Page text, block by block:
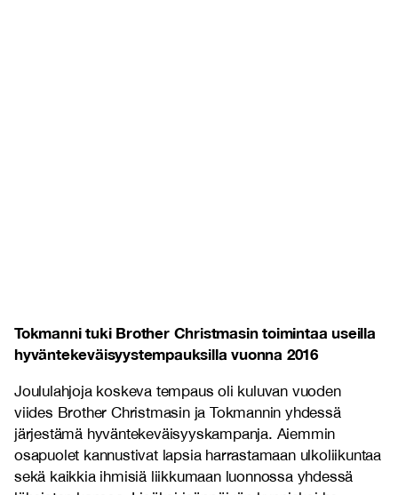
Tokmanni tuki Brother Christmasin toimintaa useilla
hyväntekeväisyystempauksilla vuonna 2016
Joululahjoja koskeva tempaus oli kuluvan vuoden
viides Brother Christmasin ja Tokmannin yhdessä
järjestämä hyväntekeväisyyskampanja. Aiemmin
osapuolet kannustivat lapsia harrastamaan ulkoliikuntaa
sekä kaikkia ihmisiä liikkumaan luonnossa yhdessä